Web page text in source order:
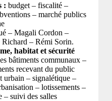
: budget – fiscalité –
– marché publics
– Magali Cordon –
– Rémi Sorin.
habitat et sécurité
bâtiments communaux –
recevant du public
urbain – signalétique –
– lotissements –
– suivi des salles